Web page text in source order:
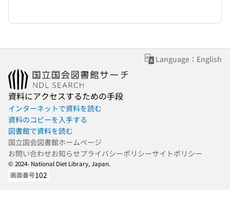
Language：English
資料にアクセスするための手段
インターネットで資料を読む
資料のコピーを入手する
図書館で資料を読む
国立国会図書館ホームページ
お問い合わせお知らせプライバシーポリシーサイトポリシー
© 2024- National Diet Library, Japan.
画面番号102